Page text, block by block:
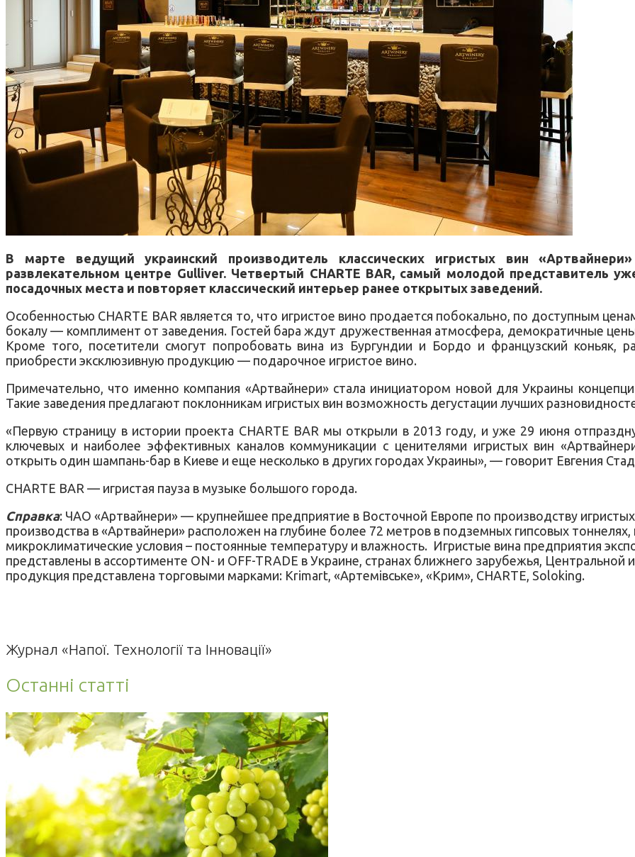
В марте ведущий украинский производитель классических игристых вин
развлекательном центре Gulliver. Четвертый CHARTE BAR, самый молодой представитель
посадочных места и повторяет классический интерьер ранее открытых заведений.
Особенностью CHARTE BAR является то, что игристое вино продается побокально, по доступным
бокалу — комплимент от заведения. Гостей бара ждут дружественная атмосфера, демократичные
Кроме того, посетители смогут попробовать вина из Бургундии и Бордо и французский коньяк,
приобрести эксклюзивную продукцию — подарочное игристое вино.
Примечательно, что именно компания «Артвайнери» стала инициатором новой для Украины
Такие заведения предлагают поклонникам игристых вин возможность дегустации лучших
«Первую страницу в истории проекта CHARTE BAR мы открыли в 2013 году, и уже 29 июня
ключевых и наиболее эффективных каналов коммуникации с ценителями игристых вин
открыть один шампань-бар в Киеве и еще несколько в других городах Украины», — говорит Евгения
CHARTE BAR — игристая пауза в музыке большого города.
Справка: ЧАО «Артвайнери» — крупнейшее предприятие в Восточной Европе по производству
производства в «Артвайнери» расположен на глубине более 72 метров в подземных гипсовых
микроклиматические условия – постоянные температуру и влажность. Игристые вина предприятия
представлены в ассортименте ON- и OFF-TRADE в Украине, странах ближнего зарубежья,
продукция представлена торговыми марками: Krimаrt, «Артемiвське», «Крим», CHARTE, Soloking.
Журнал «Напої. Технології та Інновації»
Останні статті